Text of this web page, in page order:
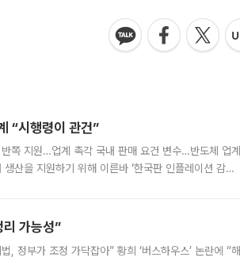
“시행령이 관건”
쪽 지원…업계 촉각 국내 판매 요건 변수…반도체 업계
산을 지원하기 위해 이른바 ‘한국판 인플레이션 감축
가능성”
, 정부가 조정 가닥잡아” 황희 ‘버스하우스’ 논란에 “해